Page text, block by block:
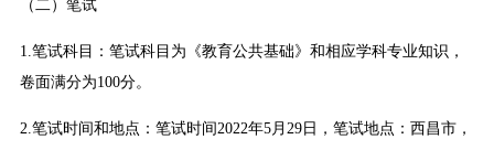
（二）笔试
1.笔试科目：笔试科目为《教育公共基础》和相应学科专业知识，
卷面满分为100分。
2.笔试时间和地点：笔试时间2022年5月29日，笔试地点：西昌市，